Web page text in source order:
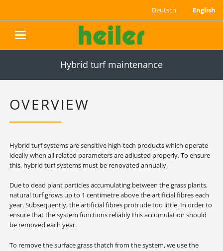
Deutsch English
Hybrid turf maintenance
OVERVIEW
Hybrid turf systems are sensitive high-tech products which operate
ideally when all related parameters are adjusted properly. To ensure
this, hybrid turf systems must be renovated annually.
Due to dead plant particles accumulating between the grass plants,
natural turfgrows up to 1 centimetre above the artificial fibreseach
year. Subsequently, the artificial fibres protrude too little. In order to
ensure that the system functions reliably this accumulation should
be removed each year.
To remove the surface grass thatch from the system, we use the